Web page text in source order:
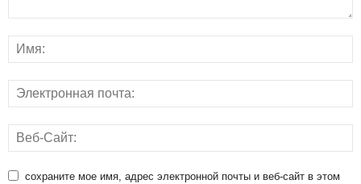
сохраните мое имя, адрес электронной почты и веб-сайт в этом